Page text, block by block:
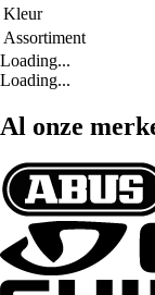
Kleur
Assortiment
Loading...
Loading...
Al onze